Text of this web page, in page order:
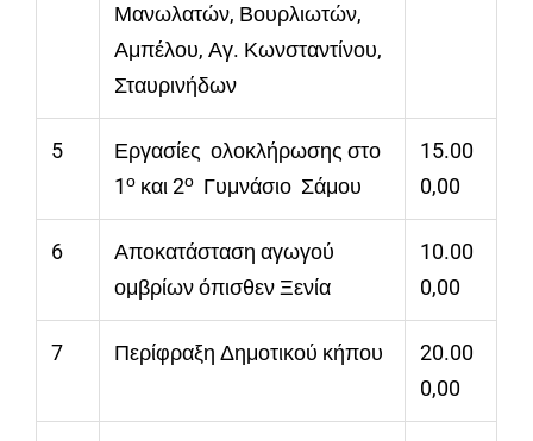
Μανωλατών, Βουρλιωτών,
Αμπέλου, Αγ. Κωνσταντίνου,
Σταυρινήδων
5
Εργασίες ολοκλήρωσης στο
1ο και 2ο Γυμνάσιο Σάμου
15.00
0,00
6
Αποκατάσταση αγωγού
ομβρίων όπισθεν Ξενία
10.00
0,00
7 Περίφραξη Δημοτικού κήπου
20.00
0,00